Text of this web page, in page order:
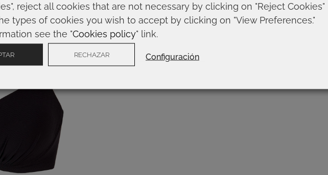
reject all cookies that are not necessary by clicking on "Reject Cookies"
types of cookies you wish to accept by clicking on "View Preferences."
see the "Cookies policy" link.
RECHAZAR Configuración